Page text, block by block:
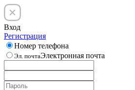
Вход
Регистрация
Номер телефона
Эл. почтаЭлектронная почта